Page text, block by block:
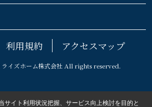
利用規約 アクセスマップ
イズホーム株式会社 All rights reserved.
サイト利用状況把握、サービス向上検討を目的と